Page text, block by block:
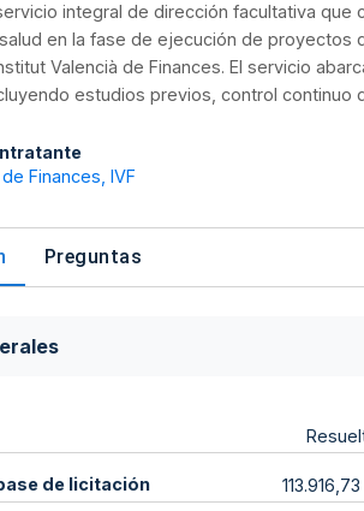
integral de dirección facultativa
en la fase de ejecución de proyectos
Valencià de Finances. El servicio
estudios previos, control
Finances, IVF
Preguntas
de licitación